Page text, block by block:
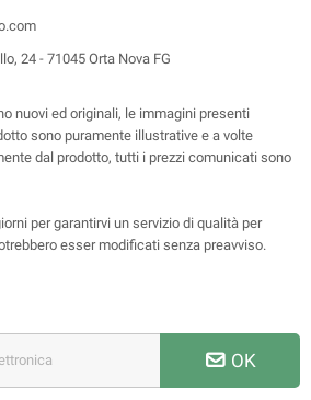
24 - 71045 Orta Nova FG
nuovi ed originali, le immagini presenti
sono puramente illustrative e a volte
dal prodotto, tutti i prezzi comunicati sono
per garantirvi un servizio di qualità per
esser modificati senza preavviso.
OK